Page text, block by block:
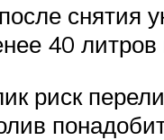
снятия
40
риск